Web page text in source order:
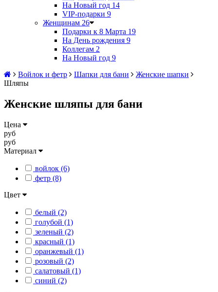
На Новый год 14
VIP-подарки 9
Женщинам 26
Подарки к 8 Марта 19
На День рождения 9
Коллегам 2
На Новый год 9
Войлок и фетр
Шапки для бани
Женские шапки
Шляпы
Женские шляпы для бани
Цена
руб
руб
Материал
войлок (6)
фетр (8)
Цвет
белый (2)
голубой (1)
зеленый (2)
красный (1)
оранжевый (1)
розовый (2)
салатовый (1)
синий (2)